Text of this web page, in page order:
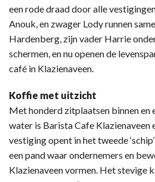
een rode draad door alle
Anouk, en zwager Lody runnen
Hardenberg, zijn vader Harrie
schermen, en nu openen de
café in Klazienaveen.
Koffie met uitzicht
Met honderd zitplaatsen binnen en
water is Barista Cafe Klazienaveen
vestiging opent in het tweede
een pand waar ondernemers en
Klazienaveen vormen. Het stevige